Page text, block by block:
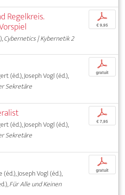
Regelkreis.
Cybernetics | Kybernetik 2
p
€ 9,95
(éd.), Joseph Vogl (éd.),
Sekretäre
p
gratuit
(éd.), Joseph Vogl (éd.),
Sekretäre
p
€ 7,95
Joseph Vogl (éd.),
Für Alle und Keinen
p
gratuit